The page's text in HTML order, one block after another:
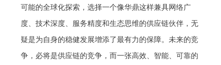
可能的全球化探索，选择一个像华鼎这样兼具网络广
度、技术深度、服务精度和生态思维的供应链伙伴，无
疑是为自身的稳健发展增添了最有力的保障。未来的竞
争，必将是供应链的竞争，而一张高效、智能、可靠的